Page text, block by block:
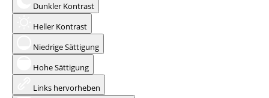
Dunkler Kontrast
Heller Kontrast
Niedrige Sättigung
Hohe Sättigung
Links hervorheben